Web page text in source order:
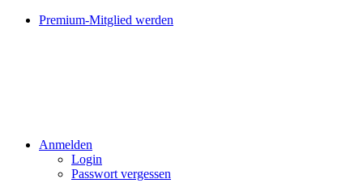
Premium-Mitglied werden
Anmelden
Login
Passwort vergessen